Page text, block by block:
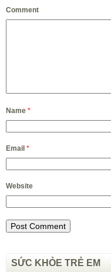
Comment
Name *
Email *
Website
SỨC KHỎE TRẺ EM